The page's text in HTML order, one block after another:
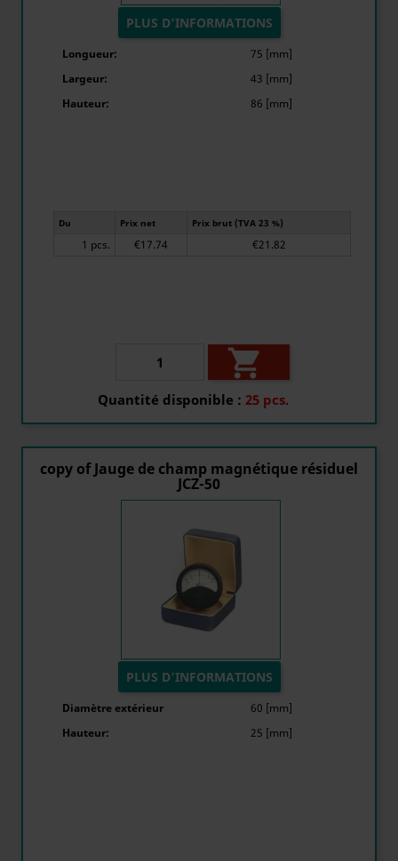
PLUS D'INFORMATIONS
Longueur:
75 [mm]
Largeur:
43 [mm]
Hauteur:
86 [mm]
Du Prix net Prix brut (TVA 23 %)
1 pcs. €17.74 €21.82

Quantité disponible : 25 pcs.
copy of Jauge de champ magnétique résiduel
JCZ-50
PLUS D'INFORMATIONS
Diamètre extérieur
60 [mm]
Hauteur:
25 [mm]